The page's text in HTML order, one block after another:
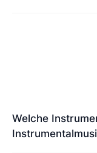
Welche